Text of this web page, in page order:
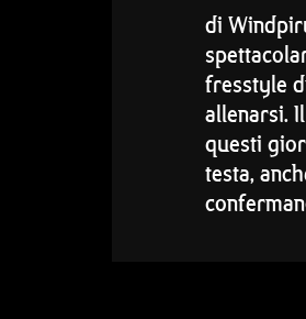
di
fresstyle
allenarsi.
questi
testa,